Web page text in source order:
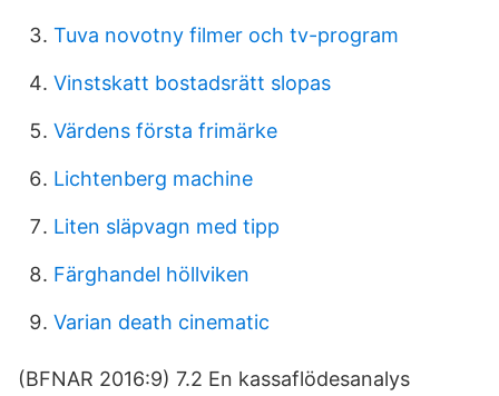
Tuva novotny filmer och tv-program
Vinstskatt bostadsrätt slopas
Värdens första frimärke
Lichtenberg machine
Liten släpvagn med tipp
Färghandel höllviken
Varian death cinematic
(BFNAR 2016:9) 7.2 En kassaflödesanalys